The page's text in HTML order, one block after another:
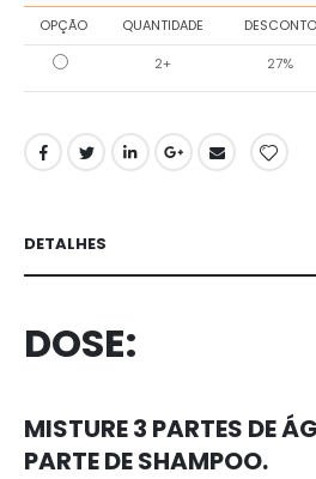
OPÇÃO QUANTIDADE DESCONTO
2+
27%
DETALHES
DOSE:
MISTURE 3 PARTES DE
PARTE DE SHAMPOO.